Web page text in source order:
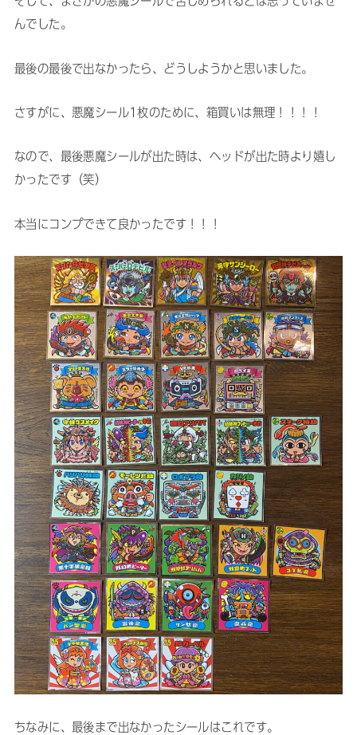
んでした。
最後の最後で出なかったら、どうしようかと思いました。
さすがに、悪魔シール1枚のために、箱買いは無理！！！！
なので、最後悪魔シールが出た時は、ヘッドが出た時より嬉し
かったです（笑）
本当にコンプできて良かったです！！！
ちなみに、最後まで出なかったシールはこれです。